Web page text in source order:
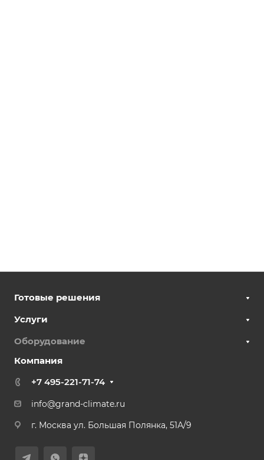
Готовые решения
Услуги
Оборудование
Компания
+7 495-221-71-74
info@grand-climate.ru
г. Москва ул. Большая Полянка, 51А/9